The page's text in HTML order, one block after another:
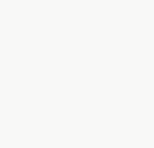
осторожны, когда
оберег от